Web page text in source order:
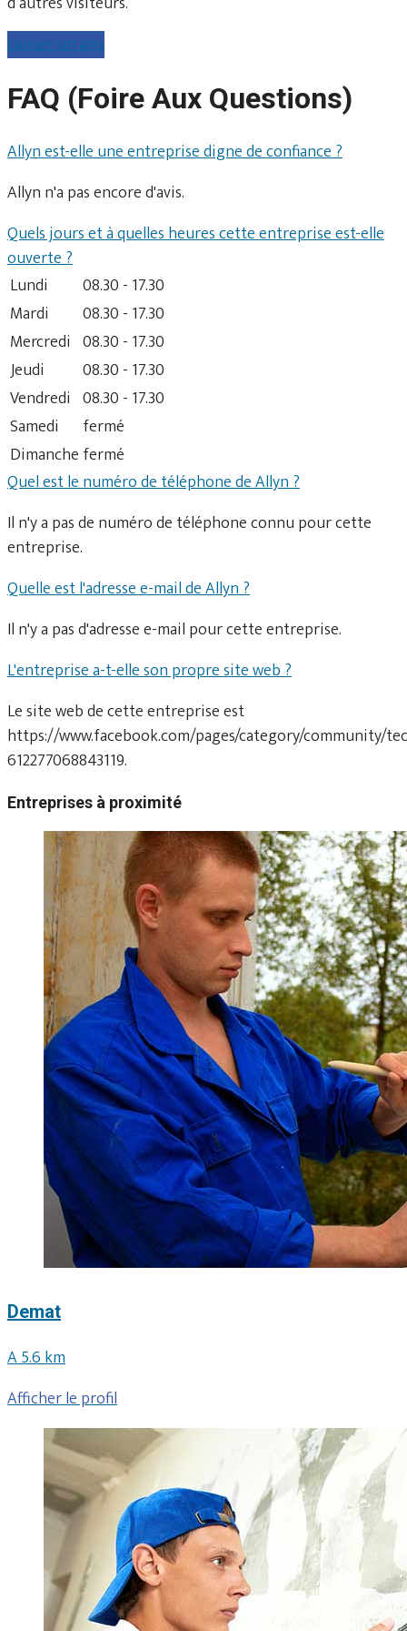
Laisser un avis
FAQ (Foire Aux Questions)
Allyn est-elle une entreprise digne de confiance ?
Allyn n'a pas encore d'avis.
Quels jours et à quelles heures cette entreprise est-elle
ouverte ?
Lundi
08.30 - 17.30
Mardi
08.30 - 17.30
Mercredi 08.30 - 17.30
Jeudi
08.30 - 17.30
Vendredi 08.30 - 17.30
Samedi
fermé
Dimanche fermé
Quel est le numéro de téléphone de Allyn ?
Il n'y a pas de numéro de téléphone connu pour cette
entreprise.
Quelle est l'adresse e-mail de Allyn ?
Il n'y a pas d'adresse e-mail pour cette entreprise.
L'entreprise a-t-elle son propre site web ?
Le site web de cette entreprise est
https://www.facebook.com/pages/category/community/
612277068843119.
Entreprises à proximité
Demat
A 5.6 km
Afficher le profil